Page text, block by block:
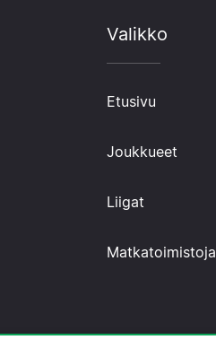
Valikko
Etusivu
Joukkueet
Liigat
Matkatoimistoja